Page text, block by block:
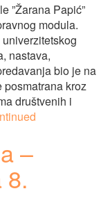
”Žarana Papić”
modula.
nastava,
bio je na
kroz
društvenih i
–
8.